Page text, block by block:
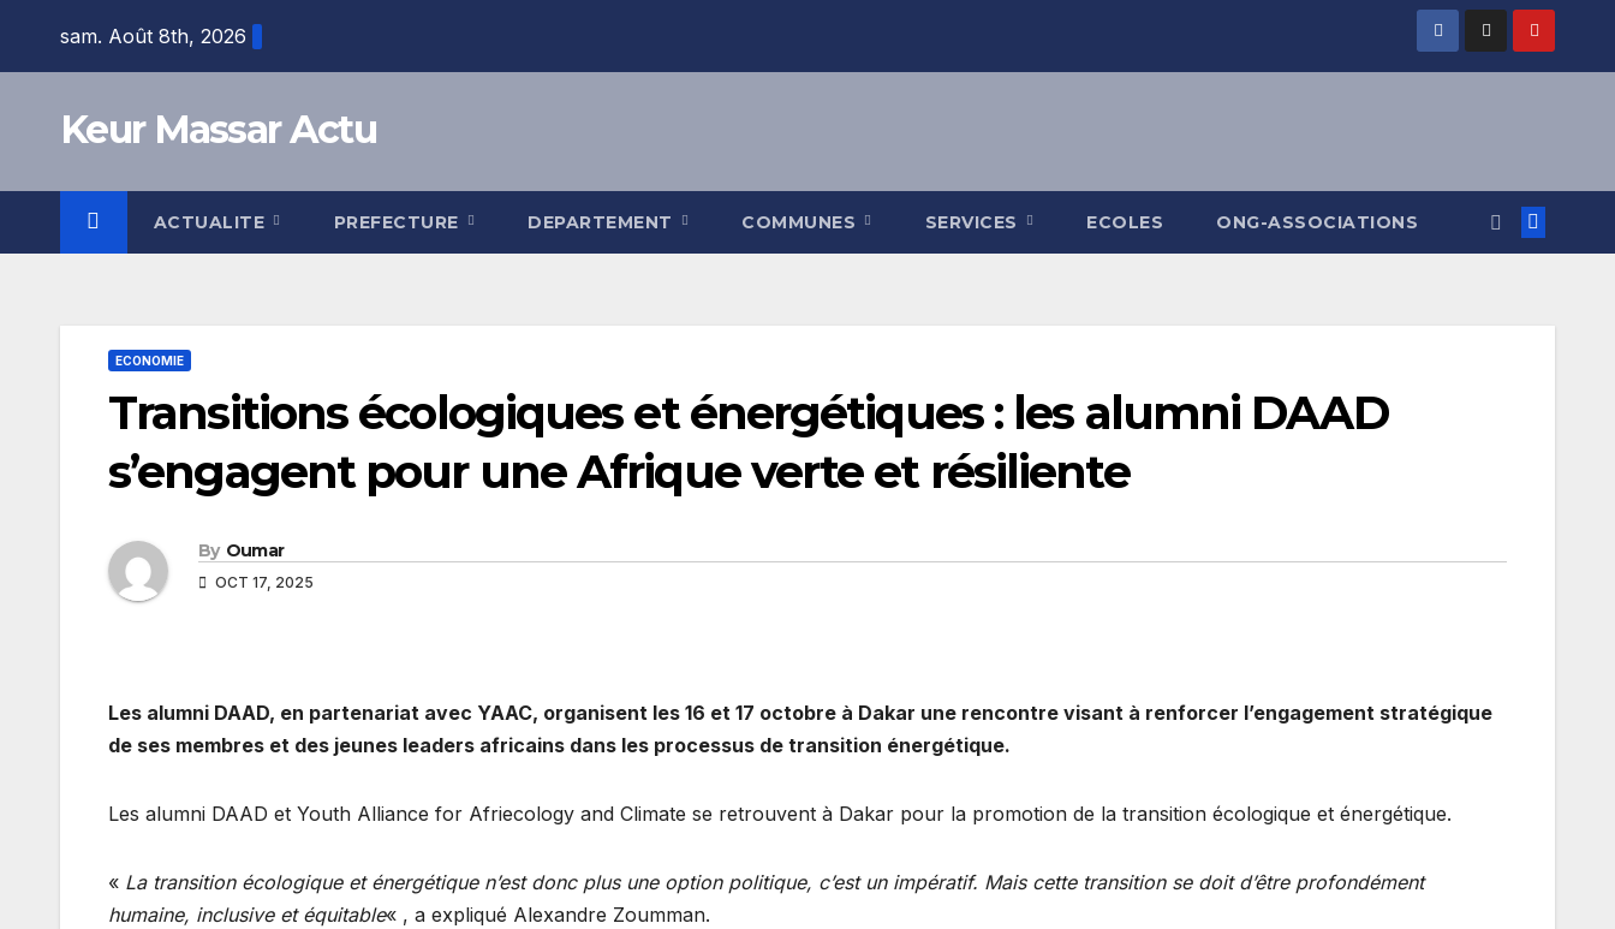
sam. Août 8th, 2026
Keur Massar Actu
ACTUALITE PREFECTURE DEPARTEMENT COMMUNES SERVICES ECOLES ONG-ASSOCIATIONS
ECONOMIE
Transitions écologiques et énergétiques : les alumni DAAD
s’engagent pour une Afrique verte et résiliente
By Oumar
OCT 17, 2025
Les alumni DAAD, en partenariat avec YAAC, organisent les 16 et 17 octobre à Dakar une rencontre visant à renforcer l’engagement stratégique
de ses membres et des jeunes leaders africains dans les processus de transition énergétique.
Les alumni DAAD et Youth Alliance for Afriecology and Climate se retrouvent à Dakar pour la promotion de la transition écologique et énergétique.
« La transition écologique et énergétique n’est donc plus une option politique, c’est un impératif. Mais cette transition se doit d’être profondément
humaine, inclusive et équitable« , a expliqué Alexandre Zoumman.